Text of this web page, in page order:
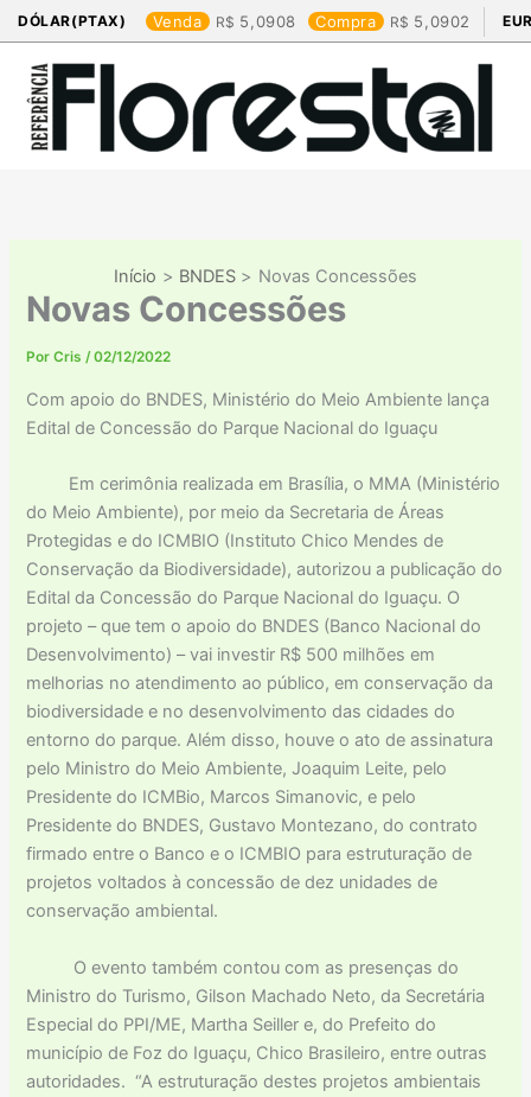
DÓLAR(PTAX) Venda 5,0908 Compra 5,0902
para
conteúdo
Início BNDES Novas Concessões
Novas Concessões
PorCris/02/12/2022
Com apoio do BNDES, Ministério do Meio Ambiente lança
Edital de Concessão do Parque Nacional do Iguaçu
Em cerimônia realizada em Brasília, o MMA (Ministério
do Meio Ambiente), por meio da Secretaria de Áreas
Protegidas e do ICMBIO (Instituto Chico Mendes de
Conservação da Biodiversidade), autorizou a publicação do
Edital da Concessão do Parque Nacional do Iguaçu. O
projeto – que tem o apoio do BNDES (Banco Nacional do
Desenvolvimento) – vai investir R$ 500 milhões em
melhorias no atendimento ao público, em conservação da
biodiversidade e no desenvolvimento das cidades do
entorno do parque. Além disso, houve o ato de assinatura
pelo Ministro do Meio Ambiente, Joaquim Leite, pelo
Presidente do ICMBio, Marcos Simanovic, e pelo
Presidente do BNDES, Gustavo Montezano, do contrato
firmado entre o Banco e o ICMBIO para estruturação de
projetos voltados à concessão de dez unidades de
conservação ambiental.
O evento também contou com as presenças do
Ministro do Turismo, Gilson Machado Neto, da Secretária
Especial do PPI/ME, Martha Seiller e, do Prefeito do
município de Foz do Iguaçu, Chico Brasileiro, entre outras
autoridades. “A estruturação destes projetos ambientais